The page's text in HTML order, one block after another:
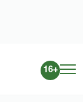
16+